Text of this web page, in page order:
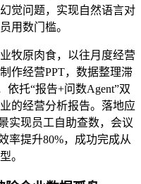
觉问题，实现自然语言对
用数门槛。
牧原肉食，以往月度经营
作经营PPT，数据整理滞
依托“报告+问数Agent”双
的经营分析报告。落地应
实现员工自助查数，会议
率提升80%，成功完成从
。